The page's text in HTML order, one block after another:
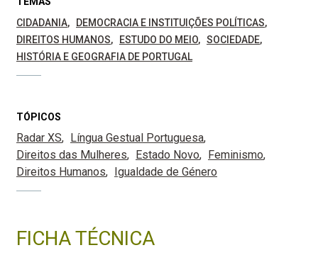
CIDADANIA
DEMOCRACIA E INSTITUIÇÕES POLÍTICAS
DIREITOS HUMANOS
ESTUDO DO MEIO
SOCIEDADE
HISTÓRIA E GEOGRAFIA DE PORTUGAL
TÓPICOS
Radar XS
Língua Gestual Portuguesa
Direitos das Mulheres
Estado Novo
Feminismo
Direitos Humanos
Igualdade de Género
FICHA TÉCNICA